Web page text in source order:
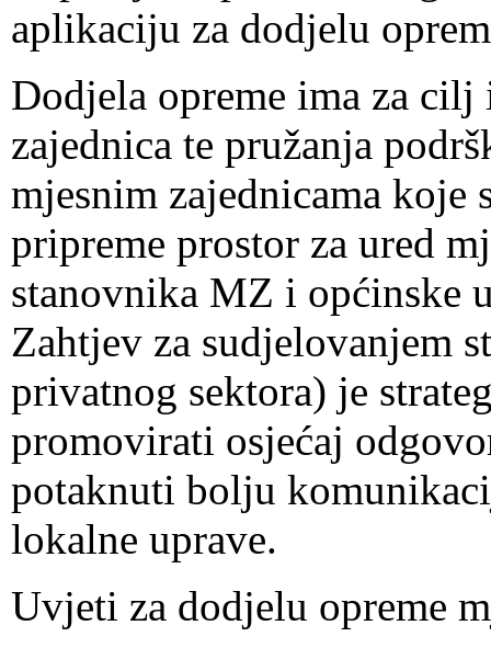
aplikaciju za dodjelu
Dodjela opreme ima za
zajednica te pružanja
mjesnim zajednicama koje
pripreme prostor za ured
stanovnika MZ i općinske
Zahtjev za sudjelovanjem
privatnog sektora) je
promovirati osjećaj
potaknuti bolju
lokalne uprave.
Uvjeti za dodjelu opreme